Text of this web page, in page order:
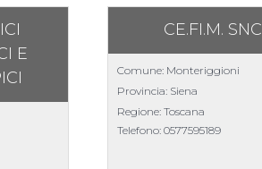
E
CE.FI.M. SNC
Comune: Monteriggioni
Provincia: Siena
Regione: Toscana
Telefono: 0577595189